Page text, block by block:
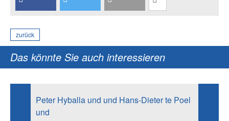
zurück
Das könnte Sie auch interessieren
Peter Hyballa und und Hans-Dieter te Poel
und